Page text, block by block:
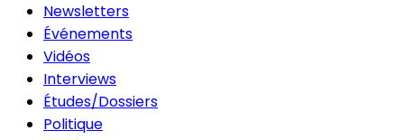
Newsletters
Événements
Vidéos
Interviews
Études/Dossiers
Politique